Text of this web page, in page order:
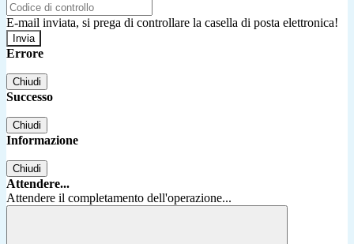
E-mail inviata, si prega di controllare la casella di posta elettronica!
Errore
Chiudi
Successo
Chiudi
Informazione
Chiudi
Attendere...
Attendere il completamento dell'operazione...